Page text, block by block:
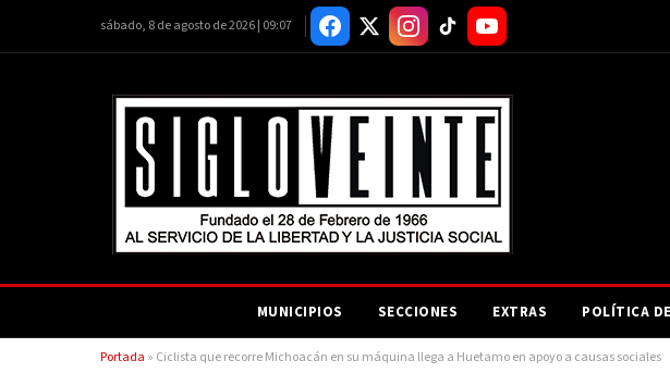
sábado, 8 de agosto de 2026 | 09:07
MUNICIPIOS SECCIONES EXTRAS POLÍTICA
Portada » Ciclista que recorre Michoacán en su máquina llega a Huetamo en apoyo a causas sociales